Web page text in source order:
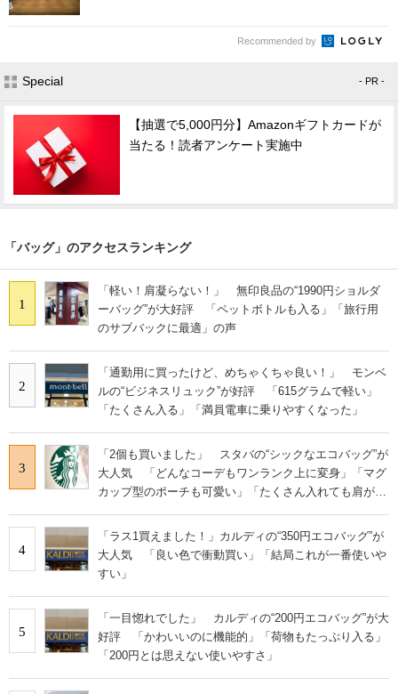
Recommended by
Special - PR -
【抽選で5,000円分】Amazonギフトカードが
当たる！読者アンケート実施中
「バッグ」のアクセスランキング
1
「軽い！肩凝らない！」 無印良品の“1990円ショルダ
ーバッグ”が大好評 「ペットボトルも入る」「旅行用
のサブバックに最適」の声
2
「通勤用に買ったけど、めちゃくちゃ良い！」 モンベ
ルの“ビジネスリュック”が好評 「615グラムで軽い」
「たくさん入る」「満員電車に乗りやすくなった」
3
「2個も買いました」 スタバの“シックなエコバッグ”が
大人気 「どんなコーデもワンランク上に変身」「マグ
カップ型のポーチも可愛い」「たくさん入れても肩が痛
4
「ラス1買えました！」カルディの“350円エコバッグ”が
大人気 「良い色で衝動買い」「結局これが一番使いや
すい」
5
「一目惚れでした」 カルディの“200円エコバッグ”が大
好評 「かわいいのに機能的」「荷物もたっぷり入る」
「200円とは思えない使いやすさ」